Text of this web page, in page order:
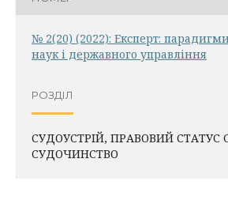
№ 2(20) (2022): Експерт:
наук і державного управління
РОЗДІЛ
СУДОУСТРІЙ, ПРАВОВИЙ СТАТУС
СУДОЧИНСТВО